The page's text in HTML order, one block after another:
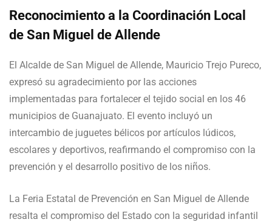
Reconocimiento a la Coordinación Local
de San Miguel de Allende
El Alcalde de San Miguel de Allende, Mauricio Trejo Pureco,
expresó su agradecimiento por las acciones
implementadas para fortalecer el tejido social en los 46
municipios de Guanajuato. El evento incluyó un
intercambio de juguetes bélicos por artículos lúdicos,
escolares y deportivos, reafirmando el compromiso con la
prevención y el desarrollo positivo de los niños.
La Feria Estatal de Prevención en San Miguel de Allende
resalta el compromiso del Estado con la seguridad infantil